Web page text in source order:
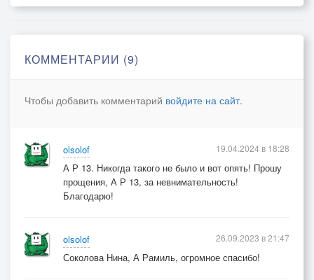
КОММЕНТАРИИ (9)
Чтобы добавить комментарий войдите на сайт.
olsolof
А Р 13. Никогда такого не было и вот опять! Прошу
прощения, А Р 13, за невнимательность!
Благодарю!
19.04.2024 в 18:28
olsolof
Соколова Нина, А Рамиль, огромное спасибо!
26.09.2023 в 21:47